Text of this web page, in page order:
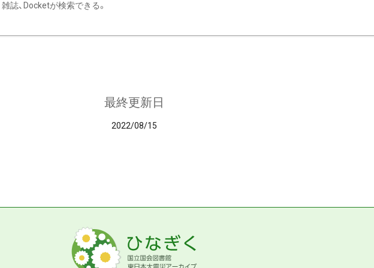
雑誌、Docketが検索できる。
最終更新日
2022/08/15